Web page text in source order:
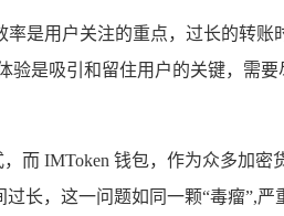
是用户关注的重点，过长的转账
验是吸引和留住用户的关键，需
而 IMToken 钱包，作为众多加密
长，这一问题如同一颗“毒瘤”,严